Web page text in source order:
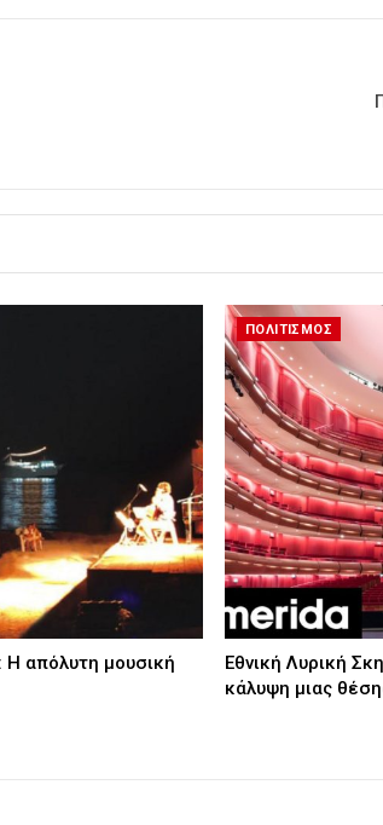
Η απόλυτη μουσική
ΠΟΛΙΤΙΣΜΟΣ
Εθνική Λυρική
κάλυψη μιας